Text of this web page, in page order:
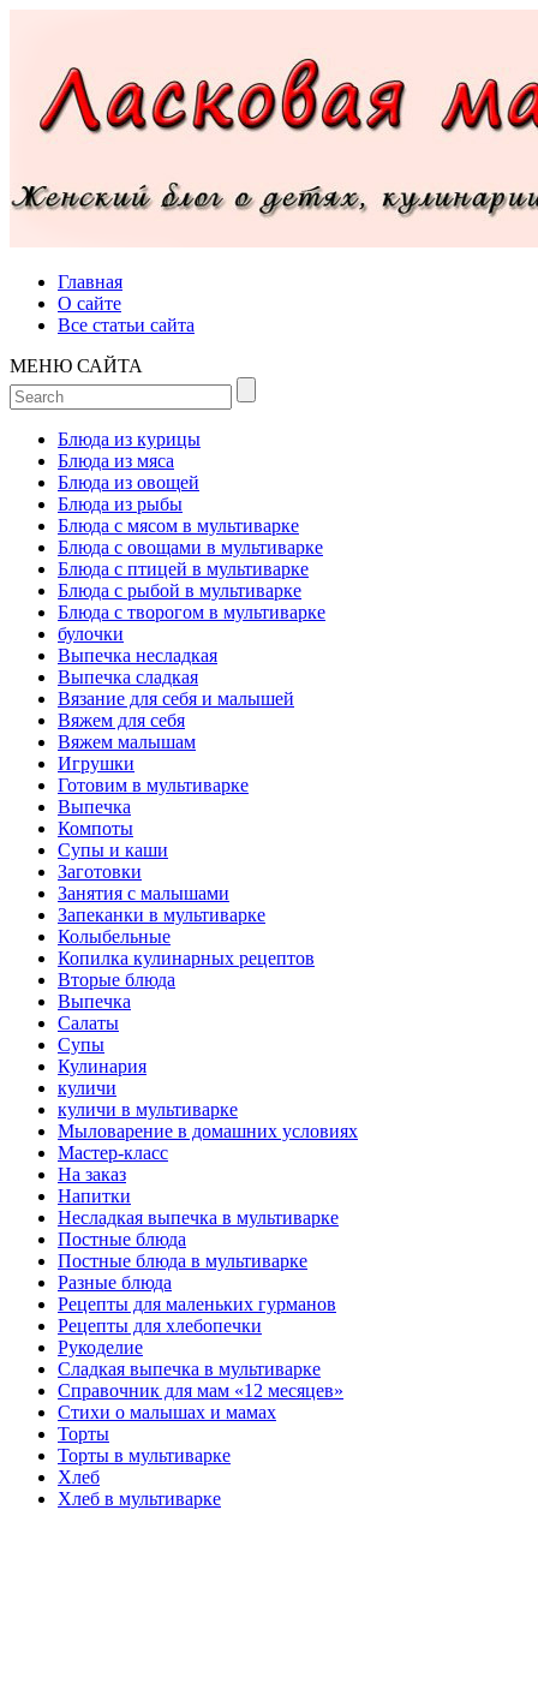
Главная
О сайте
Все статьи сайта
МЕНЮ САЙТА
Блюда из курицы
Блюда из мяса
Блюда из овощей
Блюда из рыбы
Блюда с мясом в мультиварке
Блюда с овощами в мультиварке
Блюда с птицей в мультиварке
Блюда с рыбой в мультиварке
Блюда с творогом в мультиварке
булочки
Выпечка несладкая
Выпечка сладкая
Вязание для себя и малышей
Вяжем для себя
Вяжем малышам
Игрушки
Готовим в мультиварке
Выпечка
Компоты
Супы и каши
Заготовки
Занятия с малышами
Запеканки в мультиварке
Колыбельные
Копилка кулинарных рецептов
Вторые блюда
Выпечка
Салаты
Супы
Кулинария
куличи
куличи в мультиварке
Мыловарение в домашних условиях
Мастер-класс
На заказ
Напитки
Несладкая выпечка в мультиварке
Постные блюда
Постные блюда в мультиварке
Разные блюда
Рецепты для маленьких гурманов
Рецепты для хлебопечки
Рукоделие
Сладкая выпечка в мультиварке
Справочник для мам «12 месяцев»
Стихи о малышах и мамах
Торты
Торты в мультиварке
Хлеб
Хлеб в мультиварке